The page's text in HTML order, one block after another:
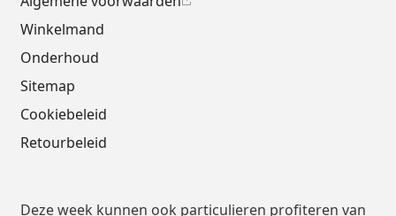
Winkelmand
Onderhoud
Sitemap
Cookiebeleid
Retourbeleid
Deze week kunnen ook particulieren profiteren van